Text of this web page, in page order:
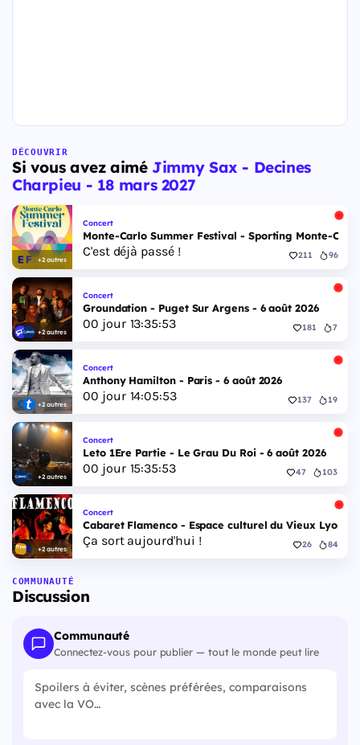
DÉCOUVRIR
Si vous avez aimé Jimmy Sax - Decines
Charpieu - 18 mars 2027
+2 autres
Concert
Monte-Carlo Summer Festival - Sporting Monte-
C'est déjà passé ! 211 96
+2 autres
Concert
Groundation - Puget Sur Argens - 6 août 2026
00 jour 13:35:52 181 7
+2 autres
Concert
Anthony Hamilton - Paris - 6 août 2026
00 jour 14:05:52 137 19
+2 autres
Concert
Leto 1Ere Partie - Le Grau Du Roi - 6 août 2026
00 jour 15:35:52 47 103
+2 autres
Concert
Cabaret Flamenco - Espace culturel du Vieux Lyon -
Ça sort aujourd'hui ! 26 84
COMMUNAUTÉ
Discussion
Communauté
Connectez-vous pour publier — tout le monde peut lire